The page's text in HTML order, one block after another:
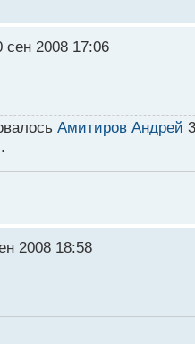
сен 2008 17:06
Амитиров Андрей
2008 18:58